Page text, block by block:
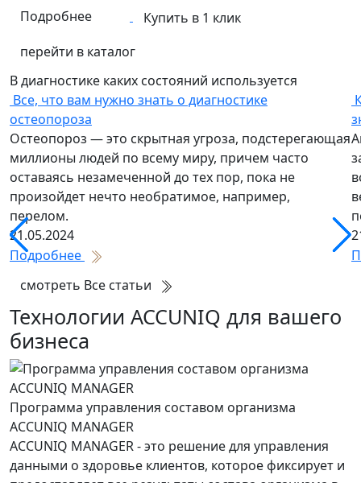
Подробнее
Купить в 1 клик
перейти в каталог
В диагностике каких состояний используется
Все, что вам нужно знать о диагностике
остеопороза
Остеопороз — это скрытная угроза, подстерегающая
миллионы людей по всему миру, причем часто
оставаясь незамеченной до тех пор, пока не
произойдет нечто необратимое, например,
перелом.
21.05.2024
Подробнее
смотреть Все статьи
Технологии ACCUNIQ для вашего
бизнеса
Программа управления составом организма
ACCUNIQ MANAGER
ACCUNIQ MANAGER - это решение для управления
данными о здоровье клиентов, которое фиксирует и